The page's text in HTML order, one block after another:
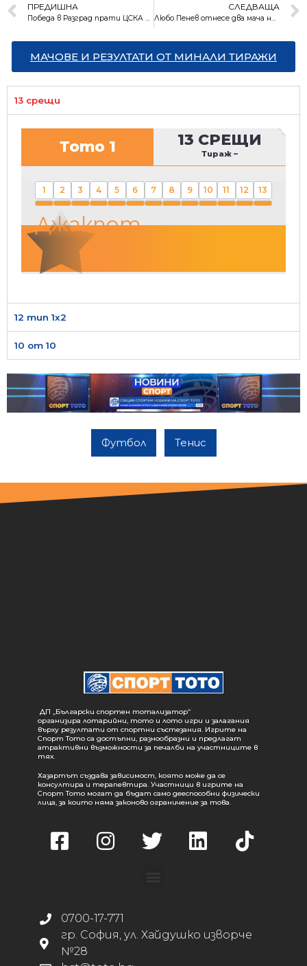
ПРЕДИШНА
Победа в Разград прати ЦСКА на финал за Купата на България
СЛЕДВАЩА
Любо Пенев отнесе два мача наказание след победата в Разград
МАЧОВЕ И РЕЗУЛТАТИ ОТ МИНАЛИ ТИРАЖИ
13 срещи
Тото 1 13 СРЕЩИ
Тираж –
1 2 3 4 5 6 7 8 9 10 11 12 13
Джакпот
12 тип 1х2
10 от 10
Футбол Тенис
ДП „Български спортен тотализатор“
организира лотарийни, тото и лото игри и залагания
върху резултати от спортни състезания. Игрите на
Спорт Тото са достъпни, разнообразни и предлагат
атрактивни възможности за печалби на участниците в
тях.
Хазартът създава зависимост, която може да се
консултира и терапевтира. Участници в игрите на
Спорт Тото могат да бъдат само дееспособни физически
лица, за които няма законово ограничение за това.
0700-17-771
гр. София, ул. Хайдушко изворче
№28